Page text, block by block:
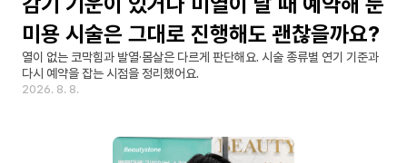
미용 시술은 그대로 진행해도 괜찮을까요?
열이 없는 코막힘과 발열·몸살은 다르게 판단해요. 시술 종류별 연기 기준과
다시 예약을 잡는 시점을 정리했어요.
2026. 8. 8.